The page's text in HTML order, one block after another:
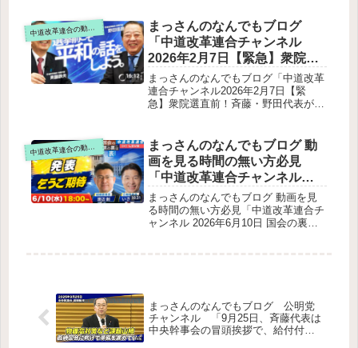
締め
/ 中道動画 】をテキスト要約
治ニュース / 生配信 / 中道動画 】をテ
キスト要約全体のポイント冒頭：配信
トラブルと国会日程予算委員会の「異
常な運営」委員長の職権乱発影響野党
が「予算委員長の解任決議案」を提出
なぜ審議が重要なのか（本会議で述べ
る予定の論点）国会は多様な価値観を
反映する場審議すべき重要論点（例
ないいさ議員の問題意識配信の締め
中道改革連合の動画をテキスト要約
まっさんのなんでもブログ
「中道改革連合チャンネル
2026年2月7日【緊急】衆院選
直前！斉藤・野田代表が魂の
叫び！選挙の先に見据えるも
のとは？」をテキスト要約
まっさんのなんでもブログ「中道改革
連合チャンネル2026年2月7日【緊
急】衆院選直前！斉藤・野田代表が魂
況と手応え“5G世代”としての使命（斉
藤・野田両代表の自覚）中道改革連合
が実現したい未来物価高対策（最優
先）社会保障の再構築平和国家として
の立場を守る今回の選挙の意味有権者
への最後の訴え
中道改革連合の動画をテキスト要約
まっさんのなんでもブログ 動
画を見る時間の無い方必見
「中道改革連合チャンネル
2026年6月10日 国会の裏の裏
は表 国会の今この瞬間をラ
イブ配信します！」をテキス
まっさんのなんでもブログ 動画を見
る時間の無い方必見「中道改革連合チ
ャンネル 2026年6月10日 国会の裏の
まっさんのなんでもブログ 公明党
チャンネル 「9月25日、斉藤代表は
中央幹事会の冒頭挨拶で、給付付き